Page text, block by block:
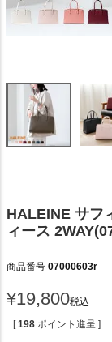
HALEINE サフ
ィース
商品番号 07000603r
¥19,800税込
[ 198 ポイント進呈 ]